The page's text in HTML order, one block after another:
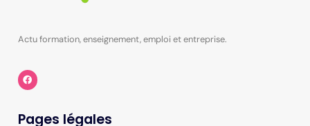
Actu formation, enseignement, emploi et entreprise.
Pages légales